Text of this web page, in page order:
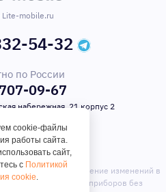
mobile.ru
54-32
по России
09-67
набережная, 21 корпус 2
собой право на внесение изменений в
и комплектацию приборов без
cookie-файлы
работы сайта.
сайт,
с Политикой
cookie.